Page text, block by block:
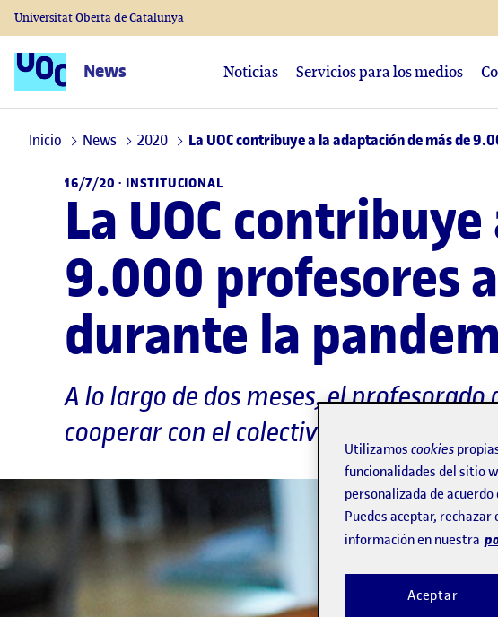
News Noticias Servicios para los medios
Universitat Oberta de Catalunya
Inicio News 2020 La UOC contribuye a la adaptación de más de
16/7/20 · INSTITUCIONAL
La UOC
9.000 profesores
durante la
A lo largo de dos meses, el
cooperar con el colectivo de docentes
Utilizamos cookies
funcionalidades del sitio
personalizada de
Puedes aceptar,
información en nuestra
Aceptar